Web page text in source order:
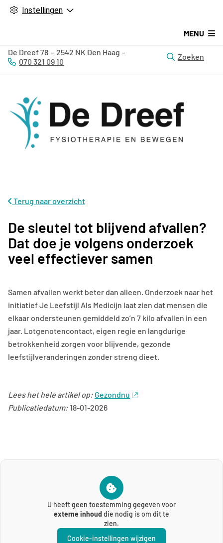
Instellingen
MENU
De Dreef78 2542 NK Den Haag
Tel:
070 321 09 10
Zoeken
Terug naar overzicht
De sleutel tot blijvend afvallen?
Dat doe je volgens onderzoek
veel effectiever samen
Samen afvallen werkt beter dan alleen. Onderzoek naar het
initiatief Je Leefstijl Als Medicijn laat zien dat mensen die
elkaar ondersteunen gemiddeld zo’n 7 kilo afvallen in een
jaar. Lotgenotencontact, eigen regie en langdurige
betrokkenheid zorgen voor blijvende, gezonde
leefstijlveranderingen zonder streng dieet.
Lees het hele artikel op: Gezondnu
Publicatiedatum:18-01-2026
U heeft geen toestemming gegeven voor
externe inhouddie nodig is om dit te
zien.
Cookie-instellingen wijzigen